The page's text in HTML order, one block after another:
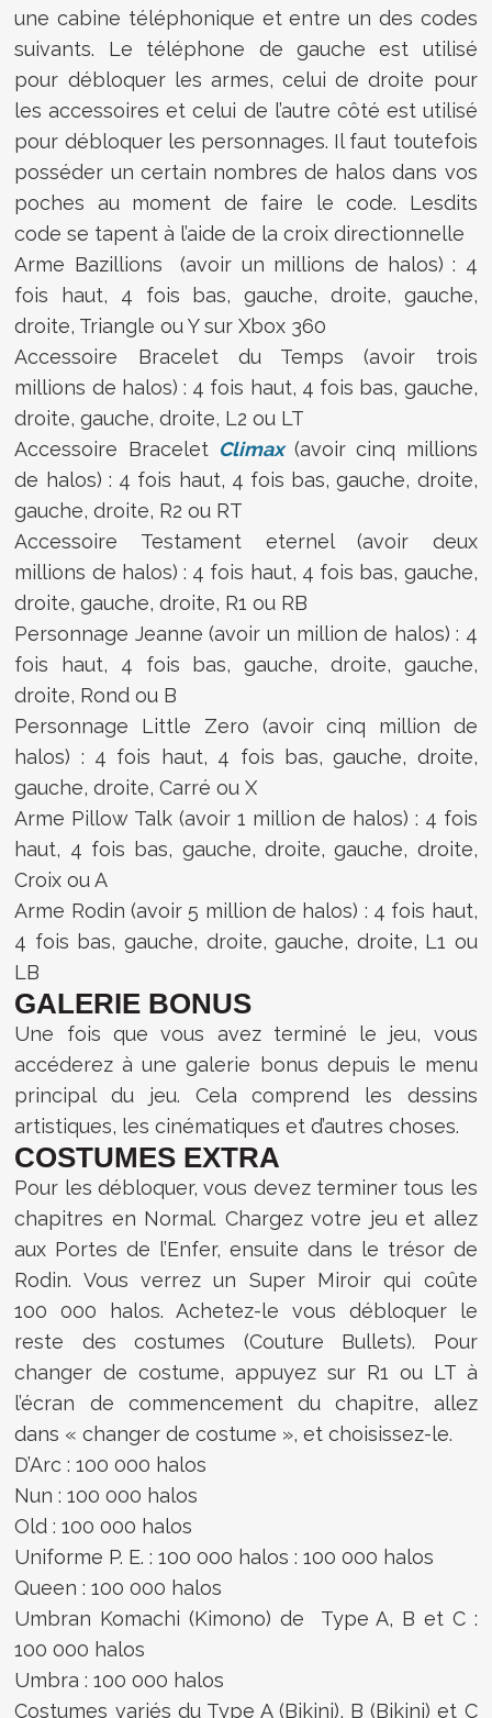
une cabine téléphonique et entre un des codes
suivants. Le téléphone de gauche est utilisé
pour débloquer les armes, celui de droite pour
les accessoires et celui de l’autre côté est utilisé
pour débloquer les personnages. Il faut toutefois
posséder un certain nombres de halos dans vos
poches au moment de faire le code. Lesdits
code se tapent à l’aide de la croix directionnelle
Arme Bazillions (avoir un millions de halos) : 4
fois haut, 4 fois bas, gauche, droite, gauche,
droite, Triangle ou Y sur Xbox 360
Accessoire Bracelet du Temps (avoir trois
millions de halos) : 4 fois haut, 4 fois bas, gauche,
droite, gauche, droite, L2 ou LT
Accessoire Bracelet Climax(avoir cinq millions
de halos) : 4 fois haut, 4 fois bas, gauche, droite,
gauche, droite, R2 ou RT
Accessoire Testament eternel (avoir deux
millions de halos) : 4 fois haut, 4 fois bas, gauche,
droite, gauche, droite, R1 ou RB
Personnage Jeanne (avoir un million de halos) : 4
fois haut, 4 fois bas, gauche, droite, gauche,
droite, Rond ou B
Personnage Little Zero (avoir cinq million de
halos) : 4 fois haut, 4 fois bas, gauche, droite,
gauche, droite, Carré ou X
Arme Pillow Talk (avoir 1 million de halos) : 4 fois
haut, 4 fois bas, gauche, droite, gauche, droite,
Croix ou A
Arme Rodin (avoir 5 million de halos) : 4 fois haut,
4 fois bas, gauche, droite, gauche, droite, L1 ou
LB
GALERIE BONUS
Une fois que vous avez terminé le jeu, vous
accéderez à une galerie bonus depuis le menu
principal du jeu. Cela comprend les dessins
artistiques, les cinématiques et d’autres choses.
COSTUMES EXTRA
Pour les débloquer, vous devez terminer tous les
chapitres en Normal. Chargez votre jeu et allez
aux Portes de l’Enfer, ensuite dans le trésor de
Rodin. Vous verrez un Super Miroir qui coûte
100 000 halos. Achetez-le vous débloquer le
reste des costumes (Couture Bullets). Pour
changer de costume, appuyez sur R1 ou LT à
l’écran de commencement du chapitre, allez
dans « changer de costume », et choisissez-le.
D’Arc : 100 000 halos
Nun : 100 000 halos
Old : 100 000 halos
Uniforme P. E. : 100 000 halos : 100 000 halos
Queen : 100 000 halos
Umbran Komachi (Kimono) de Type A, B et C :
100 000 halos
Umbra : 100 000 halos
Costumes variés du Type A (Bikini), B (Bikini) et C